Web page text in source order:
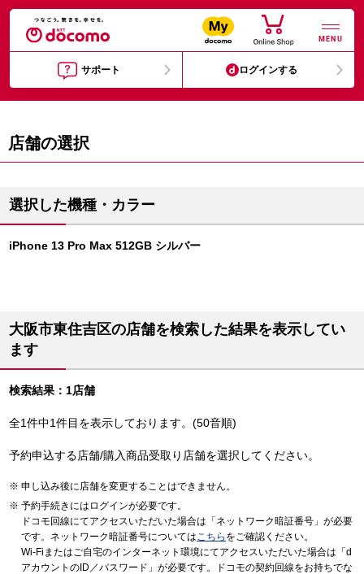
MENU
サポート ログインする
店舗の選択
選択した機種・カラー
iPhone 13 Pro Max 512GB シルバー
大阪市東住吉区の店舗を検索した結果を表示してい
ます
検索結果：1店舗
全1件中1件目を表示しております。(50音順)
予約申込する店舗/購入商品受取り店舗を選択してください。
申し込み後に店舗を変更することはできません。
予約手続きにはログインが必要です。
ドコモ回線にてアクセスいただいた場合は「ネットワーク暗証番号」が必要
です。ネットワーク暗証番号についてはこちら をご確認ください。
Wi-Fiまたはご自宅のインターネット環境にてアクセスいただいた場合は「d
アカウントのID／パスワード」が必要です。ドコモの契約回線をお持ちでな